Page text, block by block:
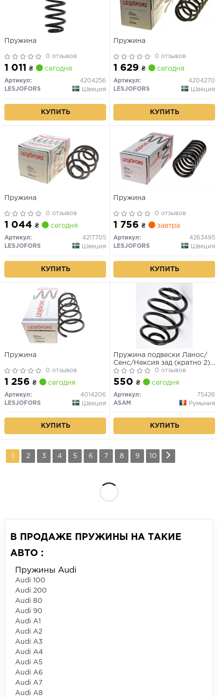
Пружина
0 отзывов
1 011 ₴ сегодня
Артикул:
4204256
LESJOFORS
Швеция
КУПИТЬ
Пружина
0 отзывов
1 629 ₴ сегодня
Артикул:
4204270
LESJOFORS
Швеция
КУПИТЬ
Пружина
0 отзывов
1 044 ₴ сегодня
Артикул:
4217705
LESJOFORS
Швеция
КУПИТЬ
Пружина
0 отзывов
1 756 ₴ завтра
Артикул:
4263495
LESJOFORS
Швеция
КУПИТЬ
Пружина
0 отзывов
1 256 ₴ сегодня
Артикул:
4014206
LESJOFORS
Швеция
КУПИТЬ
Пружина подвески Ланос/
Сенс/Нексия зад (кратно 2)
Asam
0 отзывов
550 ₴ сегодня
Артикул:
75426
ASAM
Румыния
КУПИТЬ
1 2 3 4 5 6 7 8 9 10
В ПРОДАЖЕ ПРУЖИНЫ НА ТАКИЕ
АВТО :
Пружины Audi
Audi 100
Audi 200
Audi 80
Audi 90
Audi A1
Audi A2
Audi A3
Audi A4
Audi A5
Audi A6
Audi A7
Audi A8